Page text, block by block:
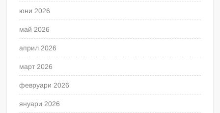
юни 2026
май 2026
април 2026
март 2026
февруари 2026
януари 2026